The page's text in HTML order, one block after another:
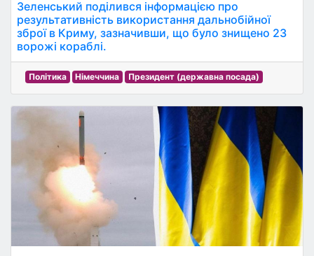
Зеленський поділився інформацією про
результативність використання дальнобійної
зброї в Криму, зазначивши, що було знищено 23
ворожі кораблі.
Політика Німеччина Президент (державна посада)